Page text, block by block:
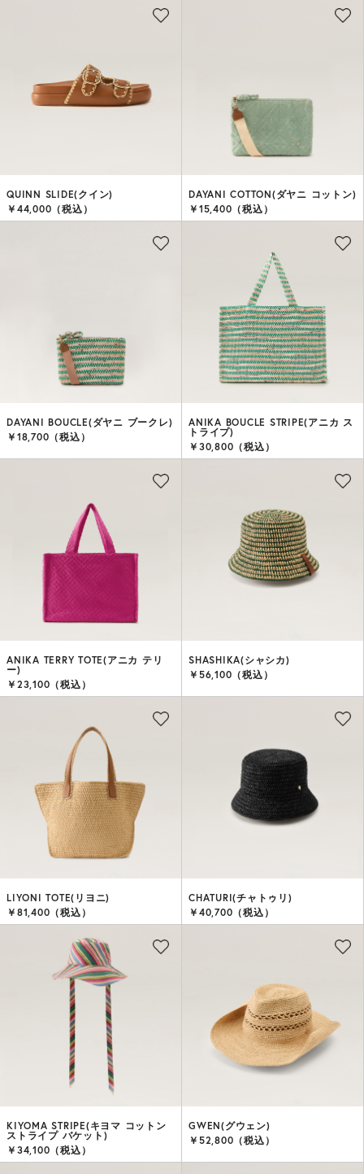
QUINN SLIDE(クイン)
￥44,000（税込）
DAYANI COTTON(ダヤニ コットン)
￥15,400（税込）
DAYANI BOUCLE(ダヤニ ブークレ)
￥18,700（税込）
ANIKA BOUCLE STRIPE(アニカ ス
トライプ)
￥30,800（税込）
ANIKA TERRY TOTE(アニカ テリ
ー)
￥23,100（税込）
SHASHIKA(シャシカ)
￥56,100（税込）
LIYONI TOTE(リヨニ)
￥81,400（税込）
CHATURI(チャトゥリ)
￥40,700（税込）
KIYOMA STRIPE(キヨマ コットン
ストライプ バケット)
￥34,100（税込）
GWEN(グウェン)
￥52,800（税込）